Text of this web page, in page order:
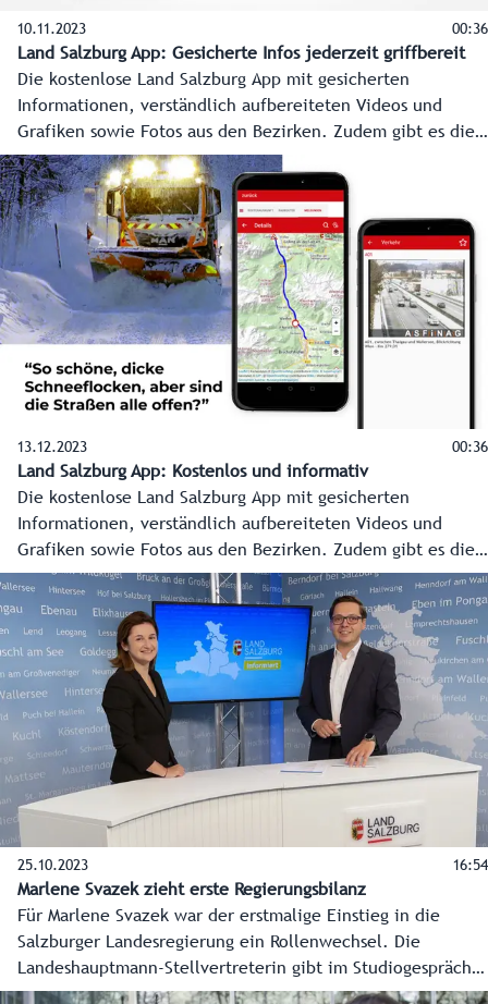
10.11.2023 00:36
Land Salzburg App: Gesicherte Infos jederzeit griffbereit
Die kostenlose Land Salzburg App mit gesicherten
Informationen, verständlich aufbereiteten Videos und
Grafiken sowie Fotos aus den Bezirken. Zudem gibt es die
Möglichkeit von Push-Nachrichten mit News aus den
Bezirken sowie Wetterwarnungen der GeoSphere Austria ab
Stufe "orange" und darüber - wählbar nach Gemeinde.
13.12.2023 00:36
Land Salzburg App: Kostenlos und informativ
Die kostenlose Land Salzburg App mit gesicherten
Informationen, verständlich aufbereiteten Videos und
Grafiken sowie Fotos aus den Bezirken. Zudem gibt es die
Möglichkeit von Push-Nachrichten mit News aus den
Bezirken sowie Wetterwarnungen der GeoSphere Austria ab
Stufe "orange" und darüber - wählbar nach Gemeinde.
25.10.2023 16:54
Marlene Svazek zieht erste Regierungsbilanz
Für Marlene Svazek war der erstmalige Einstieg in die
Salzburger Landesregierung ein Rollenwechsel. Die
Landeshauptmann-Stellvertreterin gibt im Studiogespräch
einen Einblick, wie sie die vielfältigen Ressortbereiche